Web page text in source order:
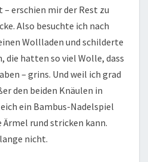
erschien mir der Rest zu
Also besuchte ich nach
Wollladen und schilderte
die hatten so viel Wolle, dass
– grins. Und weil ich grad
den beiden Knäulen in
ein Bambus-Nadelspiel
rund stricken kann.
nicht.